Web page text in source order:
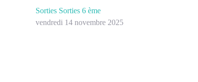
Sorties Sorties 6 ème
vendredi 14 novembre 2025